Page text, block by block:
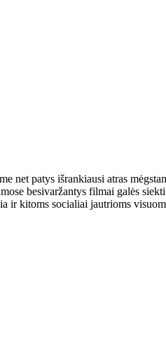
net patys išrankiausi atras
besivaržantys filmai galės
ir kitoms socialiai jautrioms